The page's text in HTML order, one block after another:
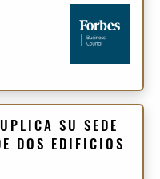
SU SEDE
DOS EDIFICIOS